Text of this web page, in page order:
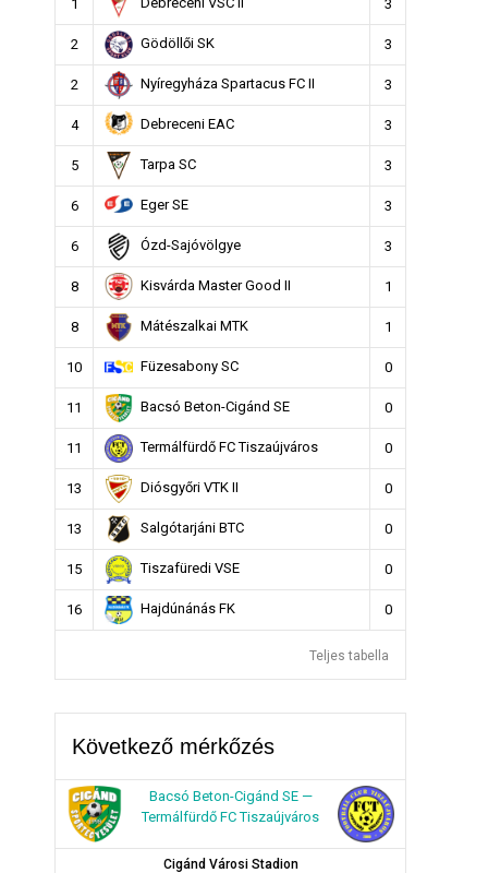
1 3
2 Gödöllői SK 3
2 Nyíregyháza Spartacus FC II 3
4 Debreceni EAC 3
5 Tarpa SC 3
6 Eger SE 3
6 Ózd-Sajóvölgye 3
8 Kisvárda Master Good II 1
8 Mátészalkai MTK 1
10 Füzesabony SC 0
11 Bacsó Beton-Cigánd SE 0
11 Termálfürdő FC Tiszaújváros 0
13 Diósgyőri VTK II 0
13 Salgótarjáni BTC 0
15 Tiszafüredi VSE 0
16 Hajdúnánás FK 0
Teljes tabella
Következő mérkőzés
Bacsó Beton-Cigánd SE —
Termálfürdő FC Tiszaújváros
Cigánd Városi Stadion